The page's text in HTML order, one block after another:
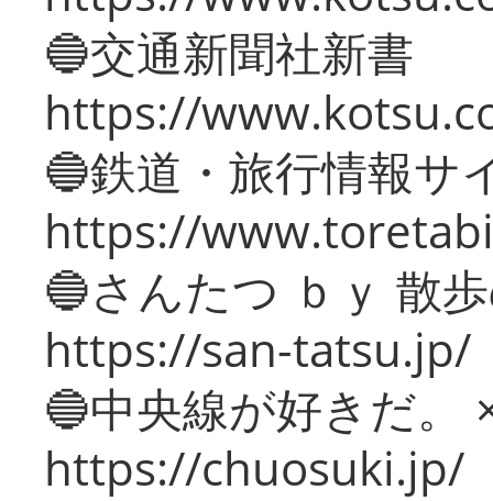
🔵交通新聞社新書
https://
🔵鉄道・旅行情報サ
https://
🔵さんたつ ｂｙ 散
https://san-tatsu.jp/
🔵中央線が好きだ。
https://chuosuki.jp/